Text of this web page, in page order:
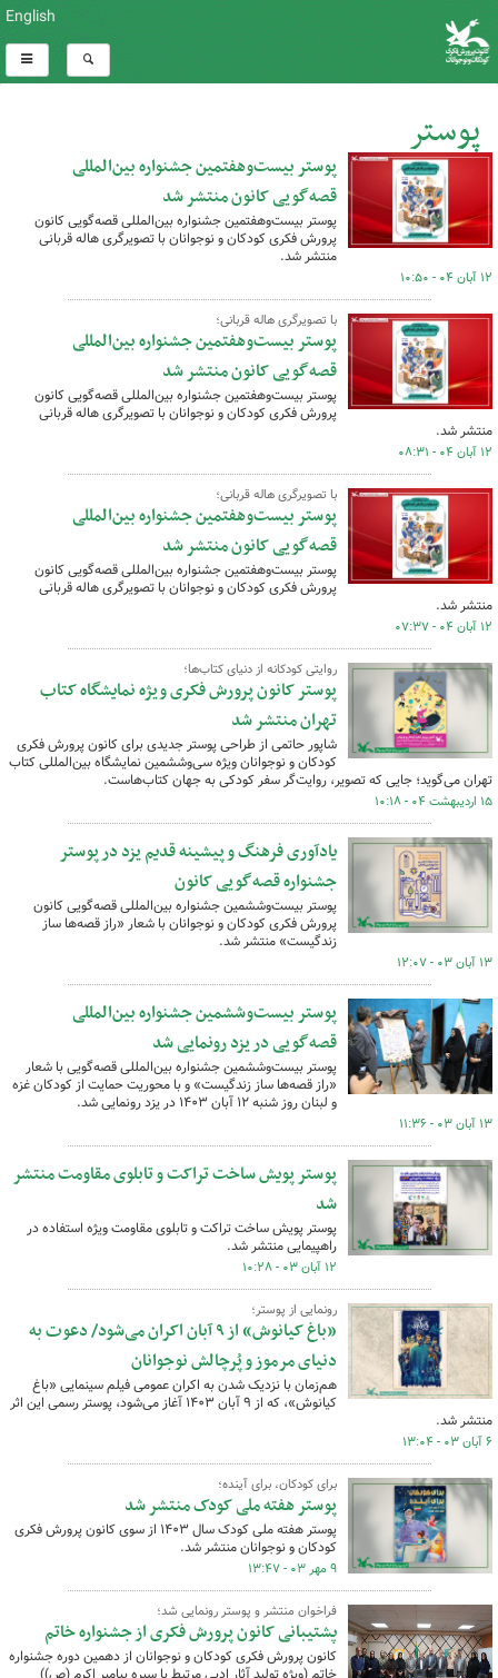
English
پوستر
کل اخبار:22
پوستر بیست‌وهفتمین جشنواره بین‌المللی
قصه‌گویی کانون منتشر شد
پوستر بیست‌وهفتمین جشنواره بین‌المللی قصه‌گویی کانون
پرورش فکری کودکان و نوجوانان با تصویرگری هاله قربانی
منتشر شد.
۱۲ آبان ۰۴ - ۱۰:۵۰
با تصویرگری هاله قربانی؛
پوستر بیست‌وهفتمین جشنواره بین‌المللی
قصه‌گویی کانون منتشر شد
پوستر بیست‌وهفتمین جشنواره بین‌المللی قصه‌گویی کانون
پرورش فکری کودکان و نوجوانان با تصویرگری هاله قربانی
منتشر شد.
۱۲ آبان ۰۴ - ۰۸:۳۱
با تصویرگری هاله قربانی؛
پوستر بیست‌وهفتمین جشنواره بین‌المللی
قصه‌گویی کانون منتشر شد
پوستر بیست‌وهفتمین جشنواره بین‌المللی قصه‌گویی کانون
پرورش فکری کودکان و نوجوانان با تصویرگری هاله قربانی
منتشر شد.
۱۲ آبان ۰۴ - ۰۷:۳۷
روایتی کودکانه از دنیای کتاب‌ها؛
پوستر کانون پرورش فکری ویژه نمایشگاه کتاب
تهران منتشر شد
شاپور حاتمی از طراحی پوستر جدیدی برای کانون پرورش فکری
کودکان و نوجوانان ویژه سی‌وششمین نمایشگاه بین‌المللی کتاب
تهران می‌گوید؛ جایی که تصویر، روایت‌گر سفر کودکی به جهان کتاب‌هاست.
۱۵ اردیبهشت ۰۴ - ۱۰:۱۸
یادآوری فرهنگ و پیشینه قدیم یزد در پوستر
جشنواره قصه‌گویی کانون
پوستر بیست‌وششمین جشنواره بین‌المللی قصه‌گویی کانون
پرورش فکری کودکان و نوجوانان با شعار «راز قصه‌ها ساز
زندگیست» منتشر شد.
۱۳ آبان ۰۳ - ۱۲:۰۷
پوستر بیست‌وششمین جشنواره بین‌المللی
قصه‌گویی در یزد رونمایی شد
پوستر بیست‌وششمین جشنواره بین‌المللی قصه‌گویی با شعار
«راز قصه‌ها ساز زندگیست» و با محوریت حمایت از کودکان غزه
و لبنان روز شنبه ۱۲ آبان ۱۴۰۳ در یزد رونمایی شد.
۱۳ آبان ۰۳ - ۱۱:۳۶
پوستر پویش ساخت تراکت و تابلوی مقاومت منتشر
شد
پوستر پویش ساخت تراکت و تابلوی مقاومت ویژه استفاده در
راهپیمایی منتشر شد.
۱۲ آبان ۰۳ - ۱۰:۲۸
رونمایی از پوستر؛
«باغ کیانوش» از ۹ آبان اکران می‌شود/ دعوت به
دنیای مرموز و پُرچالش نوجوانان
هم‌زمان با نزدیک شدن به اکران عمومی فیلم سینمایی «باغ
کیانوش»، که از ۹ آبان‌ ۱۴۰۳ آغاز می‌شود، پوستر رسمی این اثر
منتشر شد.
۶ آبان ۰۳ - ۱۳:۰۴
برای کودکان، برای آینده؛
پوستر هفته ملی کودک منتشر شد
پوستر هفته ملی کودک سال ۱۴۰۳ از سوی کانون پرورش فکری
کودکان و نوجوانان منتشر شد.
۹ مهر ۰۳ - ۱۳:۴۷
فراخوان منتشر و پوستر رونمایی شد؛
پشتیبانی کانون پرورش فکری از جشنواره خاتم
کانون پرورش فکری کودکان و نوجوانان از دهمین دوره جشنواره